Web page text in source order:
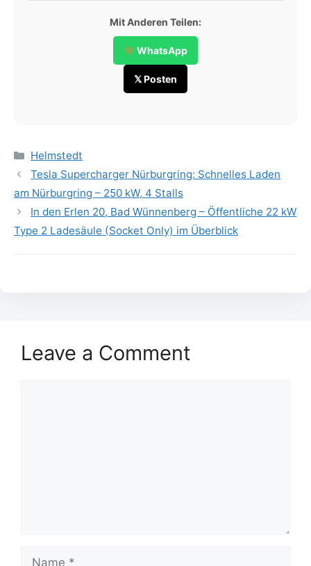
Mit Anderen Teilen:
WhatsApp
𝕏 Posten
Categories
Helmstedt
Tesla Supercharger Nürburgring: Schnelles Laden
am Nürburgring – 250 kW, 4 Stalls
In den Erlen 20, Bad Wünnenberg – Öffentliche 22 kW
Type 2 Ladesäule (Socket Only) im Überblick
Leave a Comment
Name